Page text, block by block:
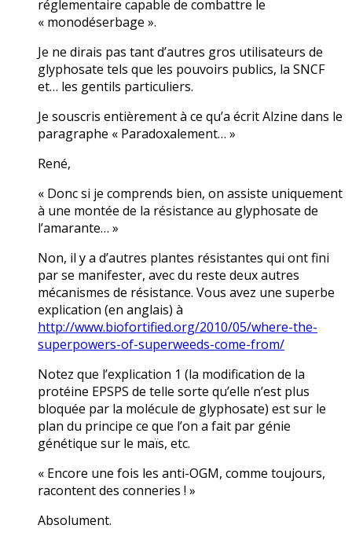
réglementaire capable de combattre le
« monodéserbage ».
Je ne dirais pas tant d’autres gros utilisateurs de
glyphosate tels que les pouvoirs publics, la SNCF
et… les gentils particuliers.
Je souscris entièrement à ce qu’a écrit Alzine dans le
paragraphe « Paradoxalement… »
René,
« Donc si je comprends bien, on assiste uniquement
à une montée de la résistance au glyphosate de
l’amarante… »
Non, il y a d’autres plantes résistantes qui ont fini
par se manifester, avec du reste deux autres
mécanismes de résistance. Vous avez une superbe
explication (en anglais) à
http://www.biofortified.org/2010/05/where-the-
superpowers-of-superweeds-come-from/
Notez que l’explication 1 (la modification de la
protéine EPSPS de telle sorte qu’elle n’est plus
bloquée par la molécule de glyphosate) est sur le
plan du principe ce que l’on a fait par génie
génétique sur le maïs, etc.
« Encore une fois les anti-OGM, comme toujours,
racontent des conneries ! »
Absolument.